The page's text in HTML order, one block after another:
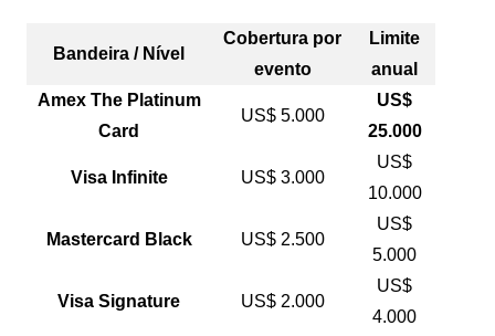
Bandeira / Nível
Cobertura por
evento
Limite
anual
Amex The Platinum
Card
US$ 5.000
US$
25.000
Visa Infinite US$ 3.000
US$
10.000
Mastercard Black US$ 2.500
US$
5.000
Visa Signature US$ 2.000
US$
4.000